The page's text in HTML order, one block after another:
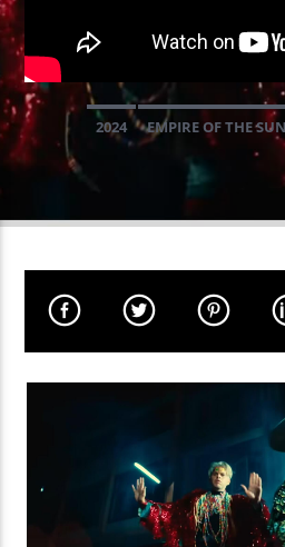
EN CE MOMENT
AARON
PROGRAMME DE
03:00 05:59
UPCOMING SHOW
GOOD MORNING
06:00 08:59
Yellow Radio
2024 EMPIRE OF THE SUN